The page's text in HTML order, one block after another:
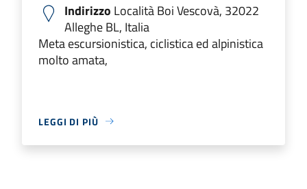
Indirizzo Località Boi Vescovà, 32022
Alleghe BL, Italia
Meta escursionistica, ciclistica ed alpinistica
molto amata,
LEGGI DI PIÙ